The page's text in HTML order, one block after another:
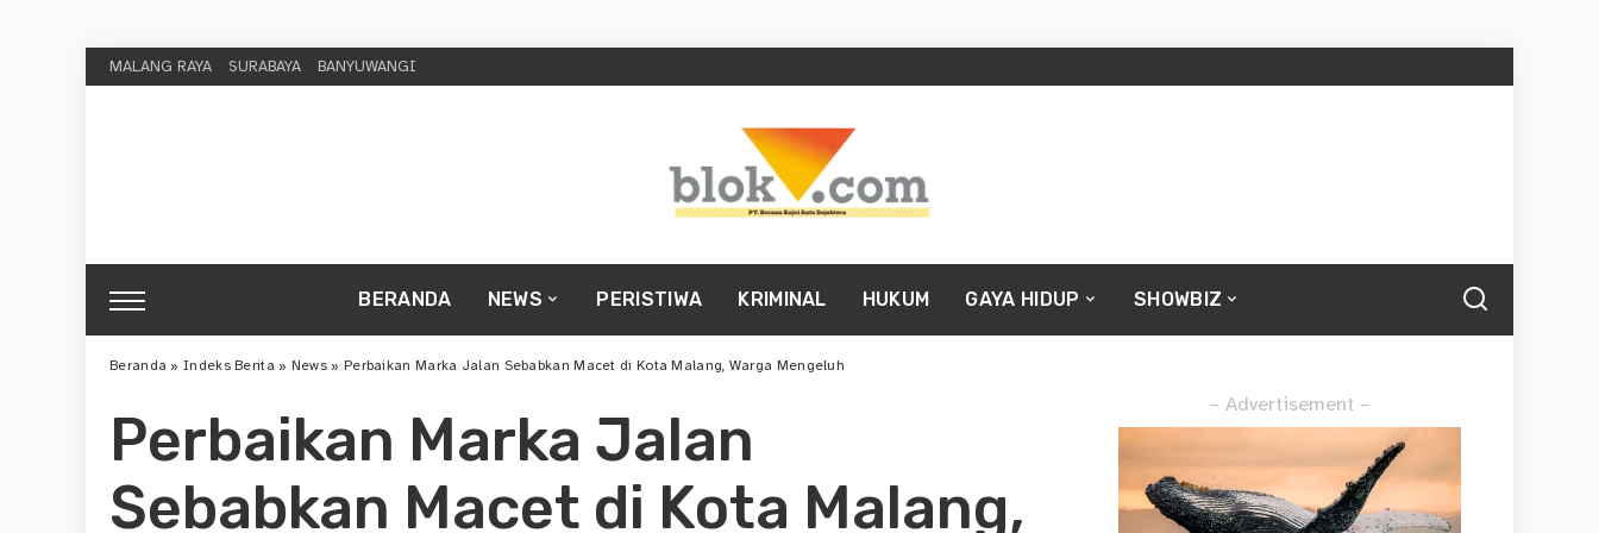
MALANG RAYA SURABAYA BANYUWANGI
BERANDA NEWS PERISTIWA KRIMINAL HUKUM GAYA HIDUP SHOWBIZ
Beranda »Indeks Berita » News » Perbaikan Marka Jalan Sebabkan Macet di Kota Malang, Warga Mengeluh
Perbaikan Marka Jalan
Sebabkan Macet di Kota Malang,
– Advertisement –